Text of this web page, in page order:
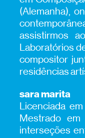
(Alemanha),
assistirmos
Laboratórios
compositor
residências
sara marita
Licenciada
Mestrado
interseções